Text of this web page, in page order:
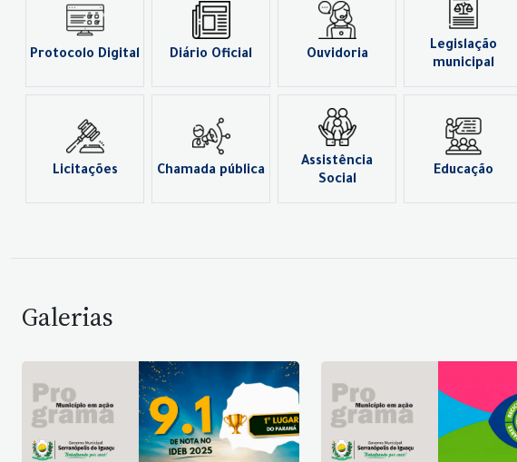
Protocolo Digital Diário Oficial Ouvidoria
Legislação
municipal
Licitações Chamada pública
Assistência
Social
Educação
Galerias